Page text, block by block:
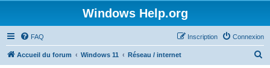
Windows Help.org
FAQ Connexion
Inscription
Accueil du forum Windows 11 Réseau / internet